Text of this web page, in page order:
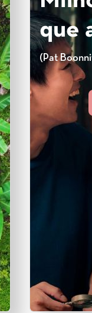
que
(Pat